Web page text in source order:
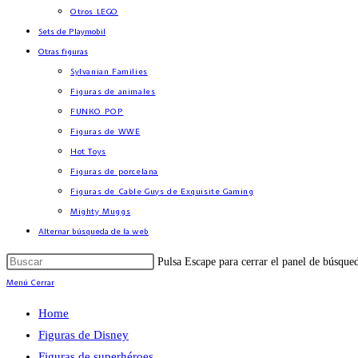
Otros LEGO
Sets de Playmobil
Otras figuras
Sylvanian Families
Figuras de animales
FUNKO POP
Figuras de WWE
Hot Toys
Figuras de porcelana
Figuras de Cable Guys de Exquisite Gaming
Mighty Muggs
Alternar búsqueda de la web
Pulsa Escape para cerrar el panel de
Menú Cerrar
Home
Figuras de Disney